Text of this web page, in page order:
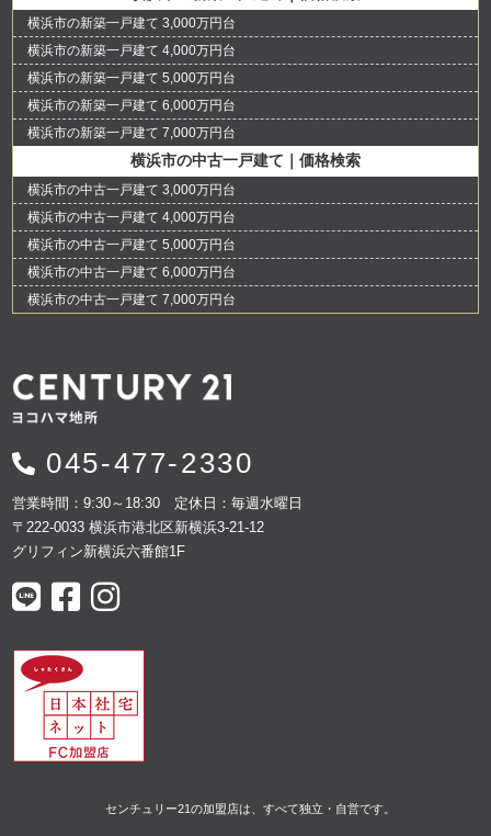
横浜市の新築一戸建て 3,000万円台
横浜市の新築一戸建て 4,000万円台
横浜市の新築一戸建て 5,000万円台
横浜市の新築一戸建て 6,000万円台
横浜市の新築一戸建て 7,000万円台
横浜市の中古一戸建て｜価格検索
横浜市の中古一戸建て 3,000万円台
横浜市の中古一戸建て 4,000万円台
横浜市の中古一戸建て 5,000万円台
横浜市の中古一戸建て 6,000万円台
横浜市の中古一戸建て 7,000万円台
045-477-2330
営業時間：9:30～18:30 定休日：毎週水曜日
〒222-0033 横浜市港北区新横浜3-21-12
グリフィン新横浜六番館1F
センチュリー21の加盟店は、すべて独立・自営です。